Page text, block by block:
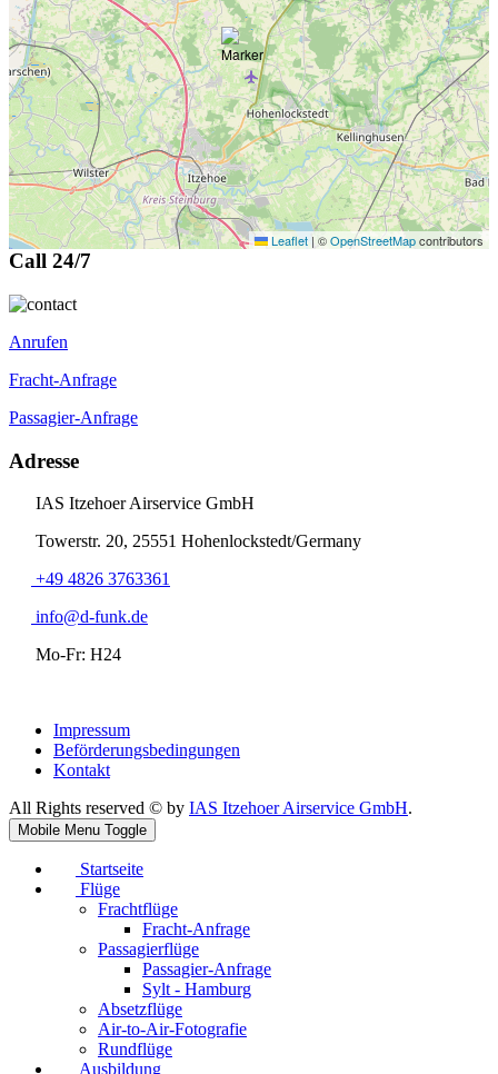
Leaflet | ©OpenStreetMapcontributors
Call 24/7
Anrufen
Fracht-Anfrage
Passagier-Anfrage
Adresse
IAS Itzehoer Airservice GmbH
Towerstr. 20, 25551 Hohenlockstedt/Germany
+49 4826 3763361
info@d-funk.de
Mo-Fr: H24
Impressum
Beförderungsbedingungen
Kontakt
All Rights reserved © by IAS Itzehoer Airservice GmbH.
Mobile Menu Toggle
Startseite
Flüge
Frachtflüge
Fracht-Anfrage
Passagierflüge
Passagier-Anfrage
Sylt - Hamburg
Absetzflüge
Air-to-Air-Fotografie
Rundflüge
Ausbildung